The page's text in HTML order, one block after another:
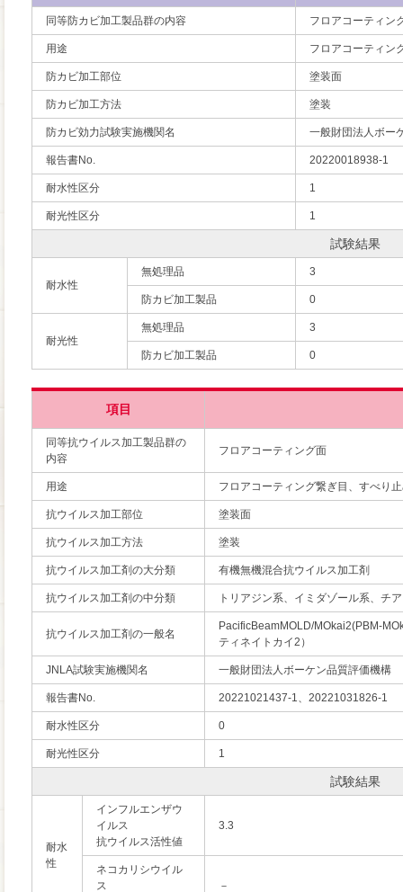
同等防カビ加工製品群の内容 フロアコーティン
用途 フロアコーティン
防カビ加工部位 塗装面
防カビ加工方法 塗装
防カビ効力試験実施機関名 一般財団法人ボー
報告書No. 20220018938-1
耐水性区分 1
耐光性区分 1
試験結果
耐水性
無処理品 3
防カビ加工製品 0
耐光性
無処理品 3
防カビ加工製品 0
項目
同等抗ウイルス加工製品群の
内容
フロアコーティング面
用途 フロアコーティング繋ぎ目、すべり
抗ウイルス加工部位 塗装面
抗ウイルス加工方法 塗装
抗ウイルス加工剤の大分類 有機無機混合抗ウイルス加工剤
抗ウイルス加工剤の中分類 トリアジン系、イミダゾール系、チ
抗ウイルス加工剤の一般名
PacificBeamMOLD/MOkai2(PBM-
ティネイトカイ2）
JNLA試験実施機関名 一般財団法人ボーケン品質評価機構
報告書No. 20221021437-1、20221031826-1
耐水性区分 0
耐光性区分 1
試験結果
耐水
性
インフルエンザウ
イルス
抗ウイルス活性値
3.3
ネコカリシウイル
ス
－